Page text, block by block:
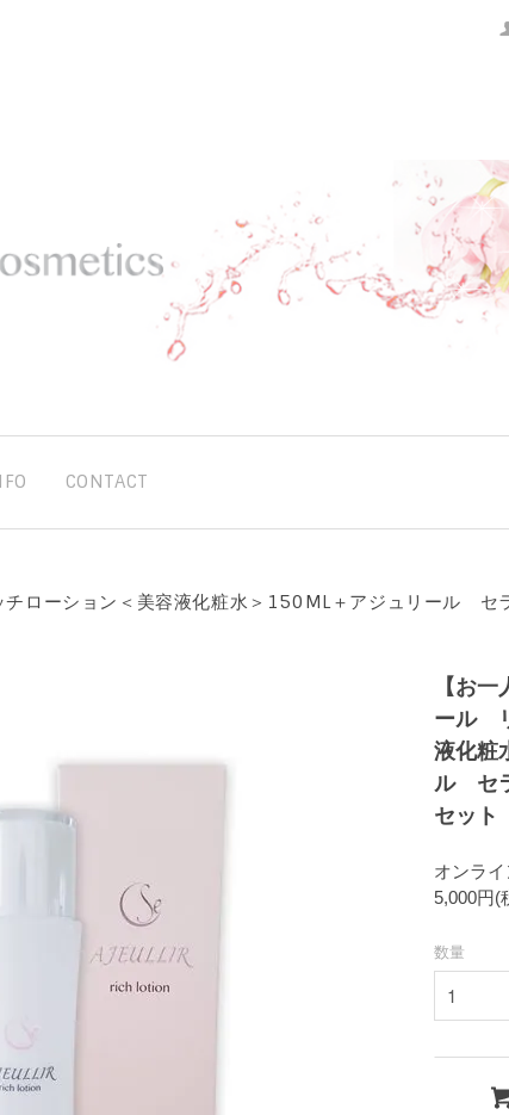
CONTACT
ローション＜美容液化粧水＞150ML＋アジュリール セ
【お
ール
液化粧
ル セ
セット
オンラ
5,000円(
数量